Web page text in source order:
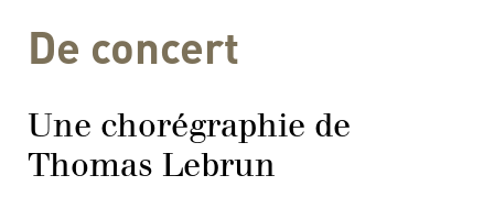
De concert
Une chorégraphie de
Thomas Lebrun